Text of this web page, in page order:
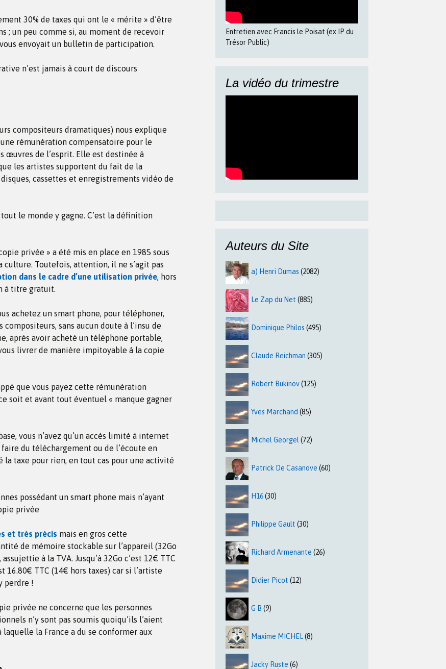
30% de taxes qui ont le « mérite » d’être
; un peu comme si, au moment de recevoir
envoyait un bulletin de participation.
n’est jamais à court de discours
compositeurs dramatiques) nous explique
rémunération compensatoire pour le
œuvres de l’esprit. Elle est destinée à
les artistes supportent du fait de la
cassettes et enregistrements vidéo de
le monde y gagne. C’est la définition
privée » a été mis en place en 1985 sous
culture. Toutefois, attention, il ne s’agit pas
dans le cadre d’une utilisation privée, hors
à titre gratuit.
achetez un smart phone, pour téléphoner,
sans aucun doute à l’insu de
après avoir acheté un téléphone portable,
livrer de manière impitoyable à la copie
que vous payez cette rémunération
soit et avant tout éventuel « manque gagner
vous n’avez qu’un accès limité à internet
du téléchargement ou de l’écoute en
la taxe pour rien, en tout cas pour une activité
possédant un smart phone mais n’ayant
privée
et très précis mais en gros cette
de mémoire stockable sur l’appareil (32Go
à la TVA. Jusqu’à 32Go c’est 12€ TTC
16.80€ TTC (14€ hors taxes) car si l’artiste
perdre !
privée ne concerne que les personnes
n’y sont pas soumis quoiqu’ils l’aient
laquelle la France a du se conformer aux
Entretien avec Francis le Poisat (ex IP du
Trésor Public)
La vidéo du trimestre
Auteurs du Site
a) Henri Dumas (2082)
Le Zap du Net (885)
Dominique Philos (495)
Claude Reichman (305)
Robert Bukinov(125)
Yves Marchand (85)
Michel Georgel (72)
Patrick De Casanove (60)
H16(30)
Philippe Gault (30)
Richard Armenante (26)
Didier Picot (12)
G B (9)
Maxime MICHEL(8)
Jacky Ruste (6)